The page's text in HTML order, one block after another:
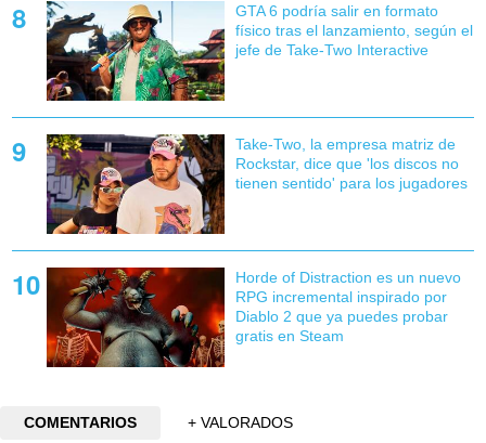
GTA 6 podría salir en formato
físico tras el lanzamiento, según el
jefe de Take-Two Interactive
Take-Two, la empresa matriz de
Rockstar, dice que 'los discos no
tienen sentido' para los jugadores
Horde of Distraction es un nuevo
RPG incremental inspirado por
Diablo 2 que ya puedes probar
gratis en Steam
COMENTARIOS
+ VALORADOS